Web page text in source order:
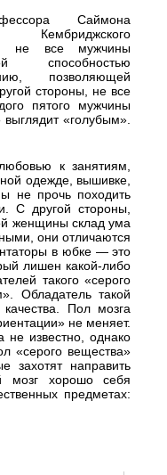
Саймона
не все мужчины
способностью
позволяющей
стороны, не все
пятого мужчины
«голубым».
к занятиям,
одежде, вышивке,
не прочь походить
С другой стороны,
женщины склад ума
они отличаются
в юбке — это
лишен какой-либо
такого «серого
Обладатель такой
Пол мозга
не меняет.
известно, однако
«серого вещества»
захотят направить
мозг хорошо себя
предметах: